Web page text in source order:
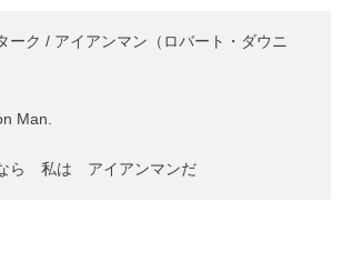
ーク / アイアンマン（ロバート・ダウニ
Man.
ら 私は アイアンマンだ